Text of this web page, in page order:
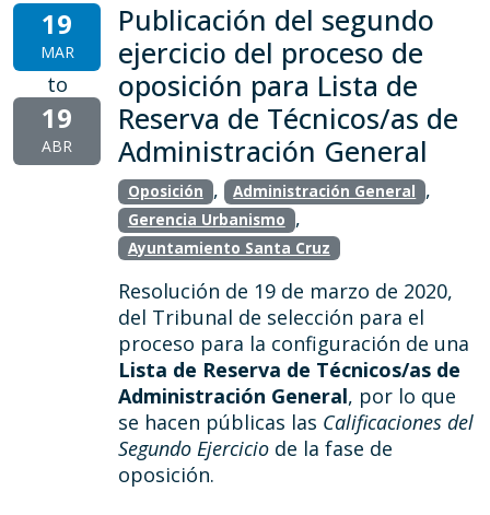
19
MAR
to
19
ABR
Publicación del segundo
ejercicio del proceso de
oposición para Lista de
Reserva de Técnicos/as de
Administración General
Oposición , Administración General ,
Gerencia Urbanismo ,
Ayuntamiento Santa Cruz
Resolución de 19 de marzo de 2020,
del Tribunal de selección para el
proceso para la configuración de una
Lista de Reserva de Técnicos/as de
Administración General, por lo que
se hacen públicas las Calificaciones del
Segundo Ejercicio de la fase de
oposición.